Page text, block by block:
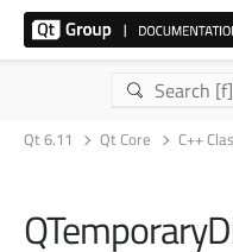
Qt 6.11 Qt Core C++